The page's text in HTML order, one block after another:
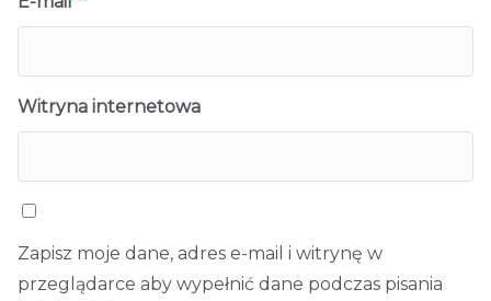
Witryna internetowa
Zapisz moje dane, adres e-mail i witrynę w
przeglądarce aby wypełnić dane podczas pisania